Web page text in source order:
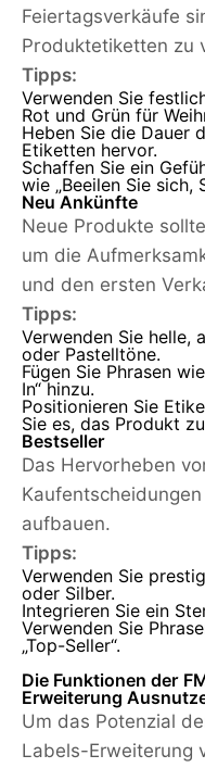
Feiertagsverkäufe
Produktetiketten zu
Tipps:
Verwenden Sie
Rot und Grün für
Heben Sie die Dauer
Etiketten hervor.
Schaffen Sie ein
wie „Beeilen Sie sich,
Neu Ankünfte
Neue Produkte
um die
und den ersten
Tipps:
Verwenden Sie helle,
oder Pastelltöne.
Fügen Sie Phrasen
In“ hinzu.
Positionieren Sie
Sie es, das Produkt
Bestseller
Das Hervorheben
aufbauen.
Tipps:
Verwenden Sie
oder Silber.
Integrieren Sie ein
Verwenden Sie
„Top-Seller“.
Die Funktionen der
Erweiterung
Um das Potenzial
Labels-Erweiterung